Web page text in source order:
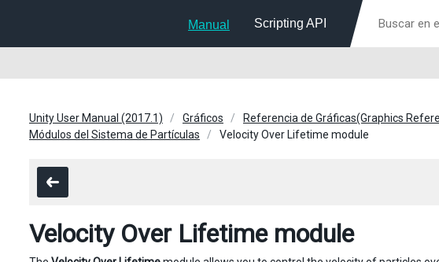
Manual Scripting API
Unity User Manual (2017.1) Gráficos Referencia de Gráficas(Graphics
Módulos del Sistema de Partículas
Velocity Over Lifetime module
Velocity Over Lifetime module